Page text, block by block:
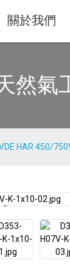
關於我們
然氣
HAR 450/